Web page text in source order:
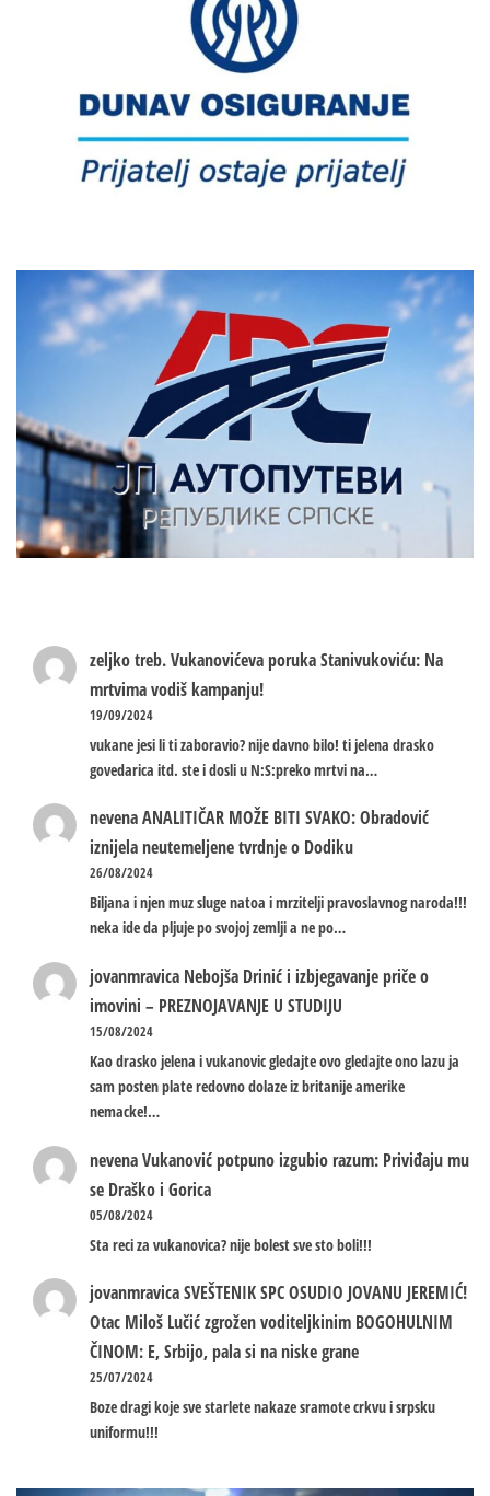
zeljko treb.Vukanovićeva poruka Stanivukoviću: Na
mrtvima vodiš kampanju!
19/09/2024
vukane jesi li ti zaboravio? nije davno bilo! ti jelena drasko
govedarica itd. ste i dosli u N:S:preko mrtvi na…
nevenaANALITIČAR MOŽE BITI SVAKO: Obradović
iznijela neutemeljene tvrdnje o Dodiku
26/08/2024
Biljana i njen muz sluge natoa i mrzitelji pravoslavnog naroda!!!
neka ide da pljuje po svojoj zemlji a ne po…
jovanmravica Nebojša Drinić i izbjegavanje priče o
imovini – PREZNOJAVANJE U STUDIJU
15/08/2024
Kao drasko jelena i vukanovic gledajte ovo gledajte ono lazu ja
sam posten plate redovno dolaze iz britanije amerike
nemacke!…
nevenaVukanović potpuno izgubio razum: Priviđaju mu
se Draško i Gorica
05/08/2024
Sta reci za vukanovica? nije bolest sve sto boli!!!
jovanmravicaSVEŠTENIK SPC OSUDIO JOVANU JEREMIĆ!
Otac Miloš Lučić zgrožen voditeljkinim BOGOHULNIM
ČINOM: E, Srbijo, pala si na niske grane
25/07/2024
Boze dragi koje sve starlete nakaze sramote crkvu i srpsku
uniformu!!!